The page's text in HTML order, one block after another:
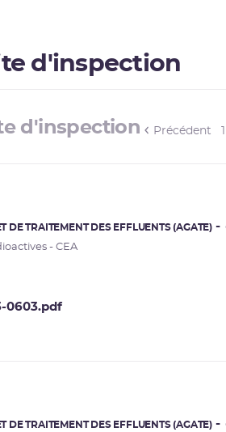
d'inspection
d'inspection Précédent
DE TRAITEMENT DES EFFLUENTS (AGATE)
- CEA
0603.pdf
DE TRAITEMENT DES EFFLUENTS (AGATE)